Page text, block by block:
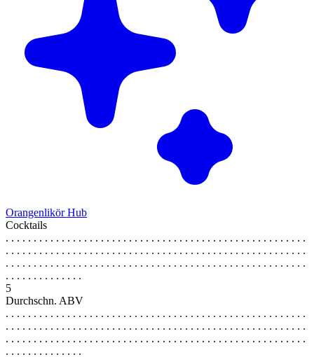
Orangenlikör Hub
Cocktails
. . . . . . . . . . . . . . . . . . . . . . . . . . . . . . . . . . . . . . . . . . . . . . . . . . . . . .
. . . . . . . . . . . . . . . . . . . . . . . . . . . . . . . . . . . . . . . . . . . . . . . . . . . . . .
. . . . . . . . . . . . . . . . . . . . . . . . . . . . . . . . . . . . . . . . . . . . . . . . . . . . . .
. . . . . . . . . . . . . .
5
Durchschn. ABV
. . . . . . . . . . . . . . . . . . . . . . . . . . . . . . . . . . . . . . . . . . . . . . . . . . . . . .
. . . . . . . . . . . . . . . . . . . . . . . . . . . . . . . . . . . . . . . . . . . . . . . . . . . . . .
. . . . . . . . . . . . . . . . . . . . . . . . . . . . . . . . . . . . . . . . . . . . . . . . . . . . . .
. . . . . . . . . . . . . .